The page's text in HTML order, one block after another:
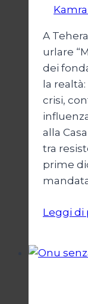
A
urlare
dei
la
crisi,
alla
tra
prime
Leggi di